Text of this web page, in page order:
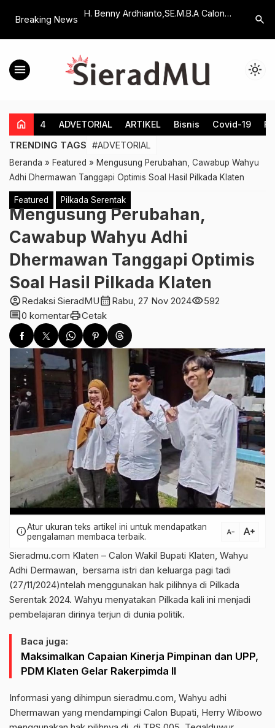
Breaking News
11 DSH Klaten,
H. Benny Ardhianto,SE.M.B.A Calon
dan Outbond Pemuda
Muhammadiyah Delanggu
Ops
Turun
search
menu light_mode
home 4 ADVETORIAL ARTIKEL Bisnis Covid-19
TRENDING TAGS #ADVETORIAL
Beranda » Featured » Mengusung Perubahan, Cawabup Wahyu
Adhi Dhermawan Tanggapi Optimis Soal Hasil Pilkada Klaten
Featured Pilkada Serentak
Mengusung Perubahan,
Cawabup Wahyu Adhi
Dhermawan Tanggapi Optimis
Soal Hasil Pilkada Klaten
account_circleRedaksi SieradMUcalendar_month Rabu, 27 Nov 2024visibility592
comment0 komentarprintCetak
infoAtur ukuran teks artikel ini untuk mendapatkan
pengalaman membaca terbaik.
text_decrease text_increase
Sieradmu.com Klaten – Calon Wakil Bupati Klaten, Wahyu
Adhi Dermawan, bersama istri dan keluarga pagi tadi
(27/11/2024)ntelah menggunakan hak pilihnya di Pilkada
Serentak 2024. Wahyu menyatakan Pilkada kali ini menjadi
pembelajaran dirinya terjun di dunia politik.
Baca juga:
Maksimalkan Capaian Kinerja Pimpinan dan UPP,
PDM Klaten Gelar Rakerpimda II
Informasi yang dihimpun sieradmu.com, Wahyu adhi
Dhermawan yang mendampingi Calon Bupati, Herry Wibowo